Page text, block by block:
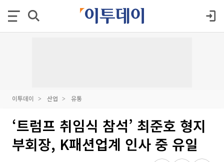
이투데이 산업 유통
‘트럼프 취임식 참석’ 최준호 형지
부회장, K패션업계 인사 중 유일